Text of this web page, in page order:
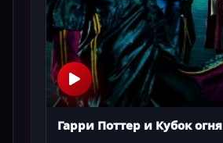
Гарри Поттер и Кубок огня